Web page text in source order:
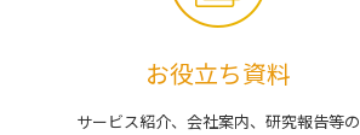
お役立ち資料
サービス紹介、会社案内、研究報告等の